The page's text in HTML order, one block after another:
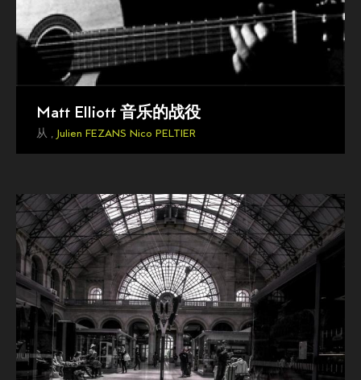
Matt Elliott 音乐的战役
从 , Julien FEZANS Nico PELTIER